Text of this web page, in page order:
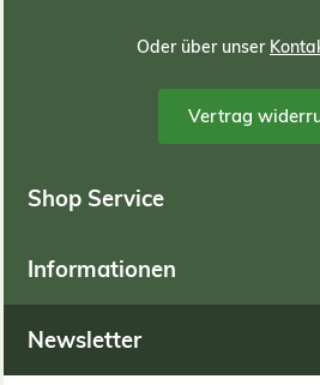
Oder über unser
Vertrag
Shop Service
Informationen
Newsletter